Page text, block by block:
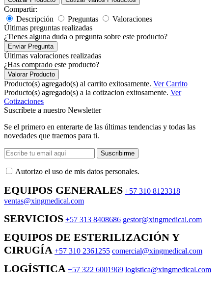
Compartir:
Descripción
Preguntas
Valoraciones
Últimas preguntas realizadas
¿Tienes alguna duda o pregunta sobre este producto?
Enviar Pregunta
Últimas valoraciones realizadas
¿Has comprado este producto?
Valorar Producto
Producto(s) agregado(s) al carrito exitosamente. Ver Carrito
Producto(s) agregado(s) a la cotizacion exitosamente. Ver
Cotizaciones
Suscríbete a nuestro Newsletter
Se el primero en enterarte de las últimas tendencias y todas las
novedades que traemos para ti.
Suscribirme
Autorizo ​​el uso de mis datos personales.
EQUIPOS GENERALES +57 310 8123318
ventas@xingmedical.com
SERVICIOS +57 313 8408686 gestor@xingmedical.com
EQUIPOS DE ESTERILIZACIÓN Y
CIRUGÍA +57 310 2361255 comercial@xingmedical.com
LOGÍSTICA +57 322 6001969 logistica@xingmedical.com